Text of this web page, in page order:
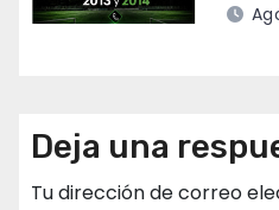
Deja una
Tu dirección de correo